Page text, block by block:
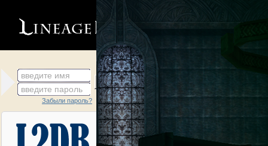
введите имя
введите пароль
Забыли пароль?
Новости